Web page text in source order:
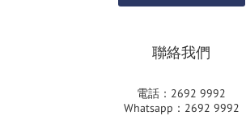
聯絡我們
電話：2692 9992
Whatsapp：2692 9992